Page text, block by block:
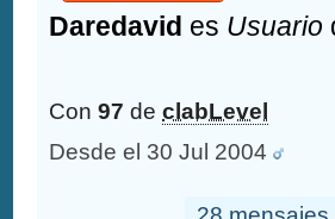
Daredavid es Usuario
Con97 declabLevel
Desde el 30 Jul 2004